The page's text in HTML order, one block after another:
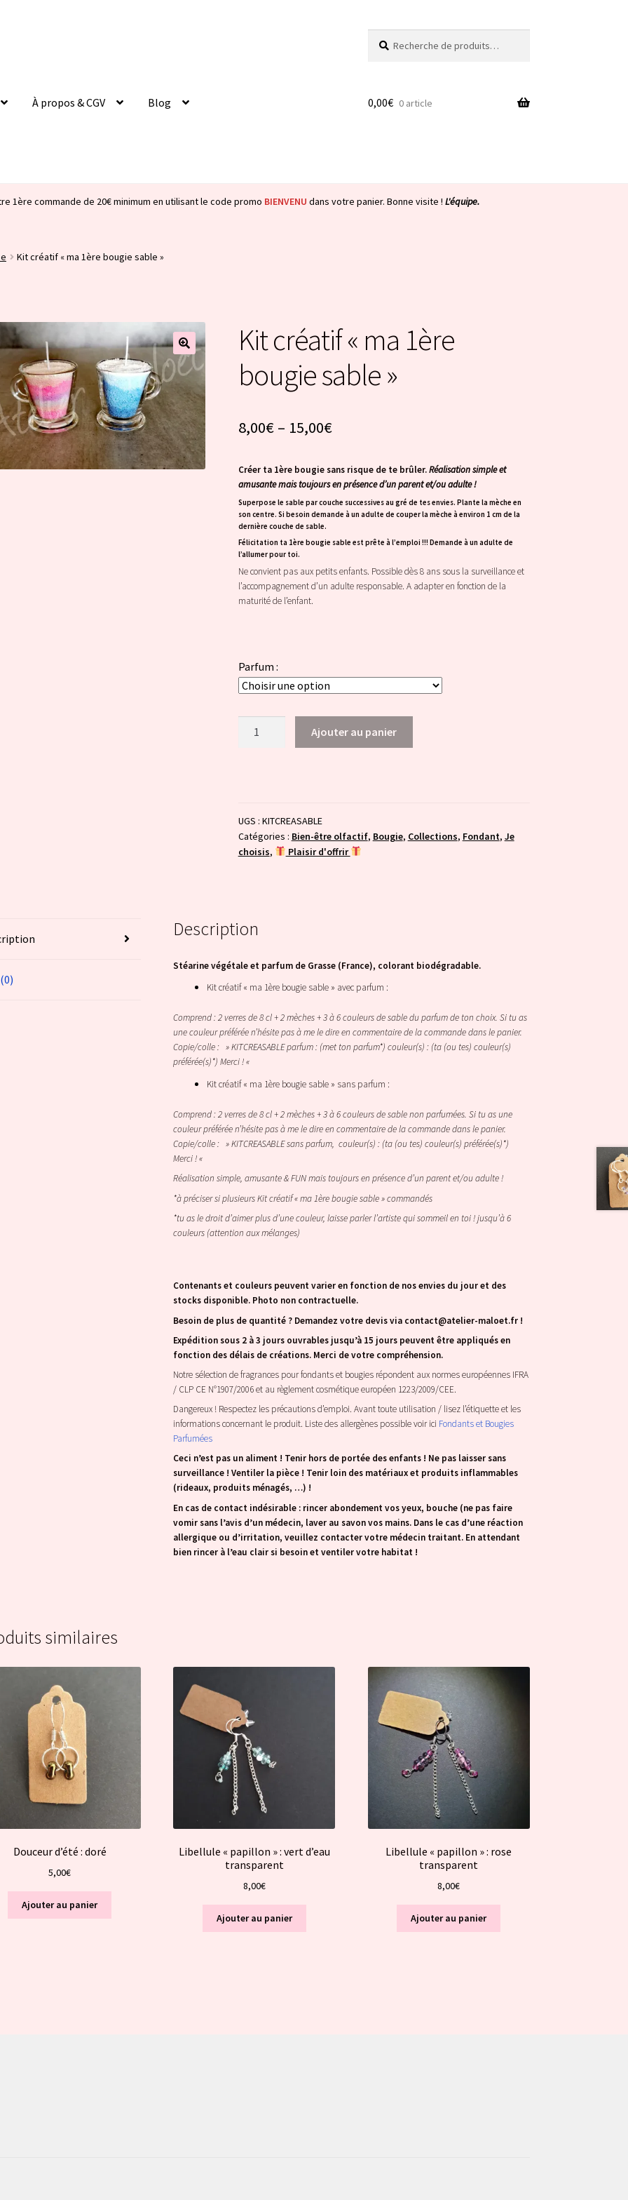
pour :
À propos & CGV Blog 0,00€ 0 article
1ère commande de 20€ minimum en utilisant le code promo BIENVENU dans votre panier. Bonne visite ! L'équipe.
Kit créatif « ma 1ère bougie sable »
Kit créatif « ma 1ère
bougie sable »
8,00€– 15,00€
Créer ta 1ère bougie sans risque de te brûler.Réalisation simple et
amusante mais toujours en présence d’un parent et/ou adulte !
Superpose le sable par couche successives au gré de tes envies. Plante la mèche en
son centre. Si besoin demande à un adulte de couper la mèche à environ 1 cm de la
dernière couche de sable.
Félicitation ta 1ère bougie sable est prête à l’emploi !!! Demande à un adulte de
l’allumer pour toi.
Ne convient pas aux petits enfants. Possible dès 8 ans sous la surveillance et
l’accompagnement d’un adulte responsable. A adapter en fonction de la
maturité de l’enfant.
Parfum :
bougie
sable"
Ajouter au panier
UGS : KITCREASABLE
Catégories : Bien-être olfactif, Bougie, Collections, Fondant, Je
choisis, Plaisir d'offrir
Description
Stéarine végétale et parfum de Grasse (France), colorant biodégradable.
Kit créatif « ma 1ère bougie sable » avec parfum :
Comprend : 2 verres de 8 cl + 2 mèches + 3 à 6 couleurs de sable du parfum de ton choix. Si tu as
une couleur préférée n’hésite pas à me le dire en commentaire de la commande dans le panier.
Copie/colle : » KITCREASABLE parfum : (met ton parfum*) couleur(s) : (ta (ou tes) couleur(s)
préférée(s)*) Merci ! «
Kit créatif « ma 1ère bougie sable » sans parfum :
Comprend : 2 verres de 8 cl + 2 mèches + 3 à 6 couleurs de sable non parfumées. Si tu as une
couleur préférée n’hésite pas à me le dire en commentaire de la commande dans le panier.
Copie/colle : » KITCREASABLE sans parfum, couleur(s) : (ta (ou tes) couleur(s) préférée(s)*)
Merci ! «
Réalisation simple, amusante & FUN mais toujours en présence d’un parent et/ou adulte !
*à préciser si plusieurs Kit créatif « ma 1ère bougie sable » commandés
*tu as le droit d’aimer plus d’une couleur, laisse parler l’artiste qui sommeil en toi ! jusqu’à 6
couleurs (attention aux mélanges)
Contenants et couleurs peuvent varier en fonction de nos envies du jour et des
stocks disponible. Photo non contractuelle.
Besoin de plus de quantité ? Demandez votre devis via contact@atelier-maloet.fr !
Expédition sous 2 à 3 jours ouvrables jusqu’à 15 jours peuvent être appliqués en
fonction des délais de créations. Merci de votre compréhension.
Notre sélection de fragrances pour fondants et bougies répondent aux normes européennes IFRA
/ CLP CE N°1907/2006 et au règlement cosmétique européen 1223/2009/CEE.
Dangereux ! Respectez les précautions d’emploi. Avant toute utilisation / lisez l’étiquette et les
informations concernant le produit. Liste des allergènes possible voir ici Fondants et Bougies
Parfumées
Ceci n’est pas un aliment ! Tenir hors de portée des enfants ! Ne pas laisser sans
surveillance ! Ventiler la pièce ! Tenir loin des matériaux et produits inflammables
(rideaux, produits ménagés, …) !
En cas de contact indésirable : rincer abondement vos yeux, bouche (ne pas faire
vomir sans l’avis d’un médecin, laver au savon vos mains. Dans le cas d’une réaction
allergique ou d’irritation, veuillez contacter votre médecin traitant. En attendant
bien rincer à l’eau clair si besoin et ventiler votre habitat !
similaires
Douceur d’été : doré
5,00€
Ajouter au panier
Libellule « papillon » : vert d’eau
transparent
8,00€
Ajouter au panier
Libellule « papillon » : rose
transparent
8,00€
Ajouter au panier